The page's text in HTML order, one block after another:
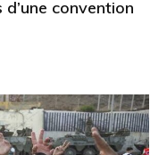
convention